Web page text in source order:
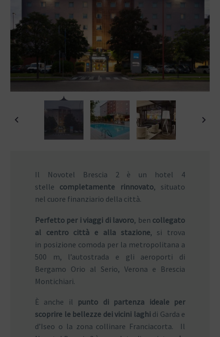
Il Novotel Brescia 2 è un hotel 4
stelle completamente rinnovato, situato
nel cuore finanziario della città.
Perfetto per i viaggi di lavoro, ben collegato
al centro città e alla stazione, si trova
in posizione comoda per la metropolitana a
500 m, l’autostrada e gli aeroporti di
Bergamo Orio al Serio, Verona e Brescia
Montichiari.
È anche il punto di partenza ideale per
scoprire le bellezze dei vicini laghi di Garda e
d’Iseo o la zona collinare Franciacorta. Il